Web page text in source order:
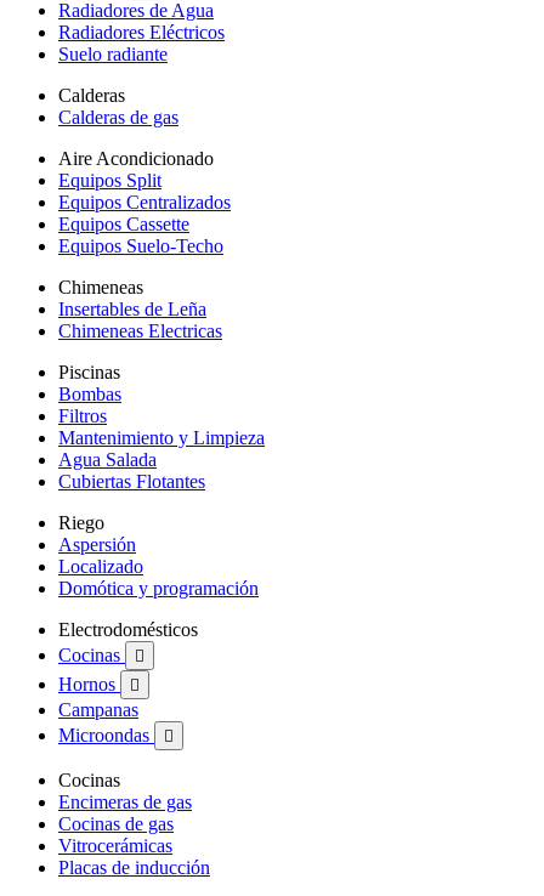
Radiadores de Agua
Radiadores Eléctricos
Suelo radiante
Calderas
Calderas de gas
Aire Acondicionado
Equipos Split
Equipos Centralizados
Equipos Cassette
Equipos Suelo-Techo
Chimeneas
Insertables de Leña
Chimeneas Electricas
Piscinas
Bombas
Filtros
Mantenimiento y Limpieza
Agua Salada
Cubiertas Flotantes
Riego
Aspersión
Localizado
Domótica y programación
Electrodomésticos
Cocinas

Hornos 
Campanas
Microondas

Cocinas
Encimeras de gas
Cocinas de gas
Vitrocerámicas
Placas de inducción